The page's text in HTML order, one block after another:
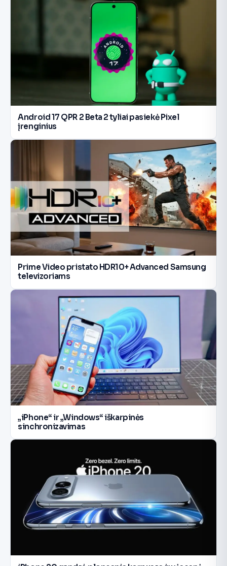
Android 17 QPR 2 Beta 2 tyliai pasiekė Pixel
įrenginius
Prime Video pristato HDR10+ Advanced Samsung
televizoriams
„iPhone“ ir „Windows“ iškarpinės
sinchronizavimas